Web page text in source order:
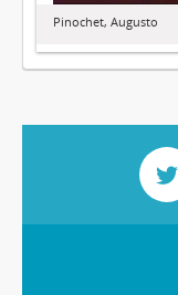
Pinochet, Augusto